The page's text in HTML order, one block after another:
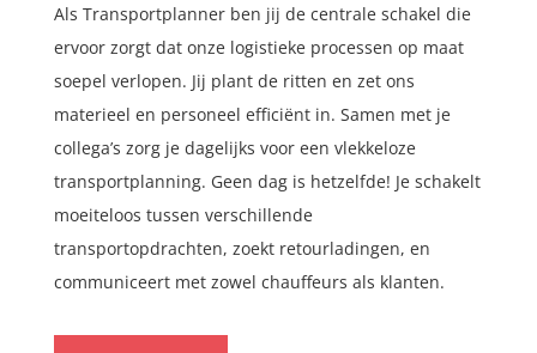
Als Transportplanner ben jij de centrale schakel die
ervoor zorgt dat onze logistieke processen op maat
soepel verlopen. Jij plant de ritten en zet ons
materieel en personeel efficiënt in. Samen met je
collega’s zorg je dagelijks voor een vlekkeloze
transportplanning. Geen dag is hetzelfde! Je schakelt
moeiteloos tussen verschillende
transportopdrachten, zoekt retourladingen, en
communiceert met zowel chauffeurs als klanten.